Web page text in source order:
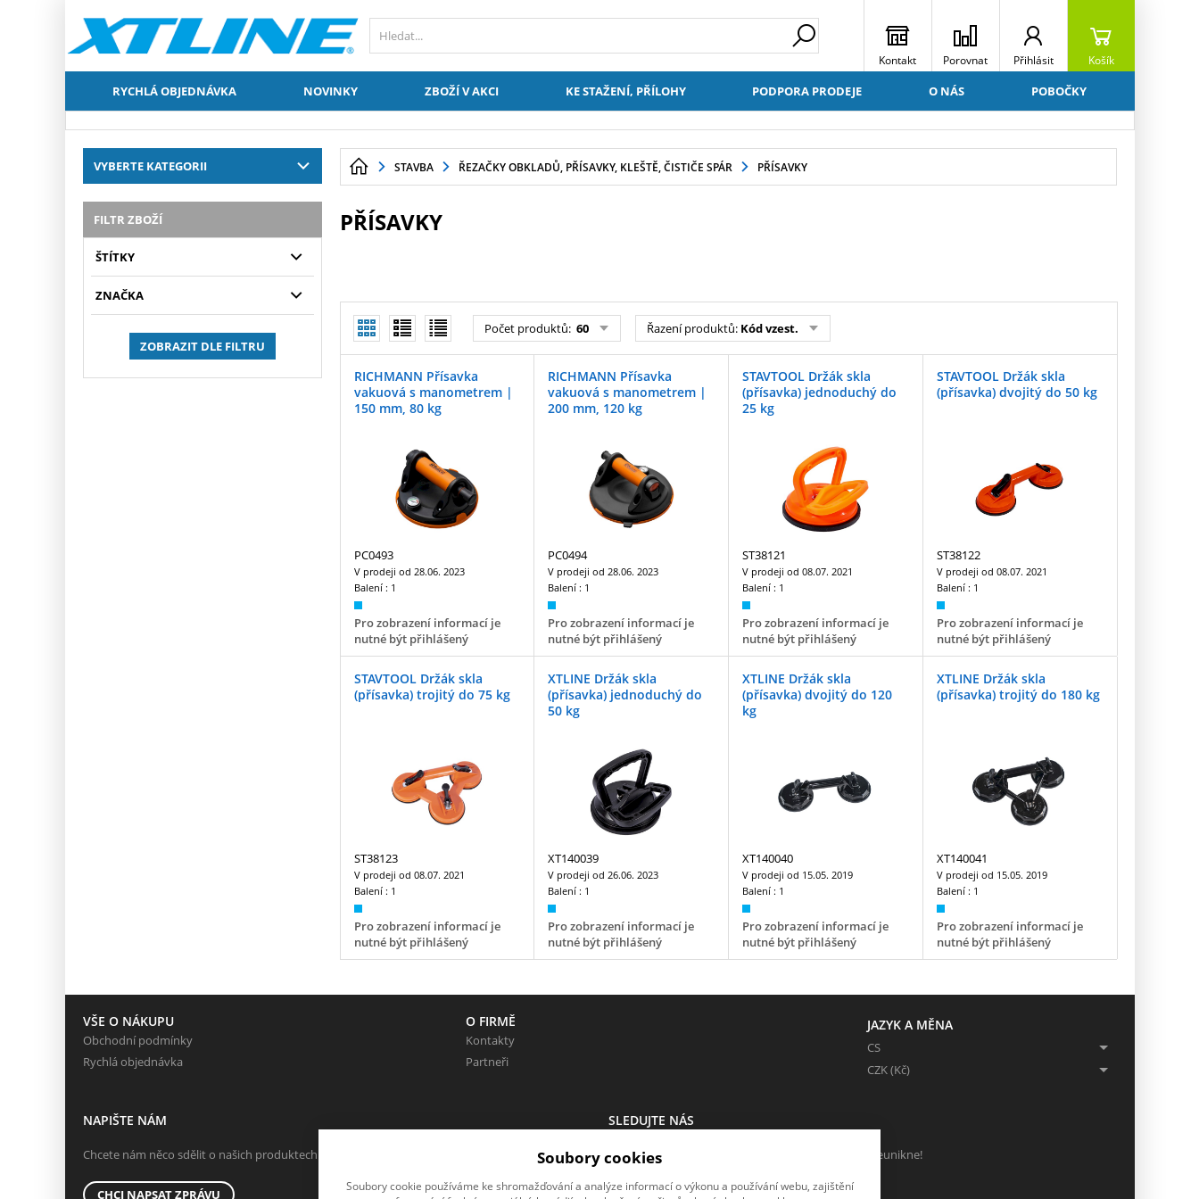
Kontakt Porovnat Přihlásit Košík
RYCHLÁ OBJEDNÁVKA NOVINKY ZBOŽÍ V AKCI KE STAŽENÍ, PŘÍLOHY PODPORA PRODEJE O NÁS POBOČKY
VYBERTE KATEGORII
FILTR ZBOŽÍ
ŠTÍTKY
ZNAČKA
ZOBRAZIT DLE FILTRU
STAVBA ŘEZAČKY OBKLADŮ, PŘÍSAVKY, KLEŠTĚ, ČISTIČE SPÁR PŘÍSAVKY
PŘÍSAVKY
Počet produktů: 60 Řazení produktů: Kód vzest.
RICHMANN Přísavka
vakuová s manometrem |
150 mm, 80 kg
PC0493
V prodeji od 28.06. 2023
Balení : 1
Pro zobrazení informací je
nutné být přihlášený
RICHMANN Přísavka
vakuová s manometrem |
200 mm, 120 kg
PC0494
V prodeji od28.06. 2023
Balení : 1
Pro zobrazení informací je
nutné být přihlášený
STAVTOOL Držák skla
(přísavka) jednoduchý do
25 kg
ST38121
V prodeji od 08.07. 2021
Balení : 1
Pro zobrazení informací je
nutné být přihlášený
STAVTOOL Držák skla
(přísavka) dvojitý do 50 kg
ST38122
V prodeji od 08.07. 2021
Balení : 1
Pro zobrazení informací je
nutné být přihlášený
STAVTOOL Držák skla
(přísavka) trojitý do 75 kg
ST38123
V prodeji od 08.07. 2021
Balení : 1
Pro zobrazení informací je
nutné být přihlášený
XTLINE Držák skla
(přísavka) jednoduchý do
50 kg
XT140039
V prodeji od 26.06. 2023
Balení : 1
Pro zobrazení informací je
nutné být přihlášený
XTLINE Držák skla
(přísavka) dvojitý do 120
kg
XT140040
V prodeji od 15.05. 2019
Balení : 1
Pro zobrazení informací je
nutné být přihlášený
XTLINE Držák skla
(přísavka) trojitý do 180 kg
XT140041
V prodeji od 15.05. 2019
Balení : 1
Pro zobrazení informací je
nutné být přihlášený
VŠE O NÁKUPU
Obchodní podmínky
Rychlá objednávka
O FIRMĚ
Kontakty
Partneři
JAZYK A MĚNA
CS
CZK (Kč)
NAPIŠTE NÁM
Chcete nám něco sdělit o našich produktech nebo e-shopu? Neváhejte napsat.
CHCI NAPSAT ZPRÁVU
SLEDUJTE NÁS
Sledujte nás na všech sociálních sítích, ať Vám nic neunikne!
Soubory cookies
Soubory cookie používáme ke shromažďování a analýze informací o výkonu a používání webu, zajištění